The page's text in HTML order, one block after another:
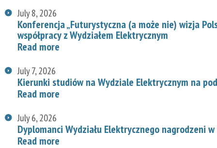
July 8, 2026
Konferencja „Futurystyczna (a może nie) wizja
współpracy z Wydziałem Elektrycznym
Read more
July 7, 2026
Kierunki studiów na Wydziale Elektrycznym na
Read more
July 6, 2026
Dyplomanci Wydziału Elektrycznego nagrodzeni
Read more